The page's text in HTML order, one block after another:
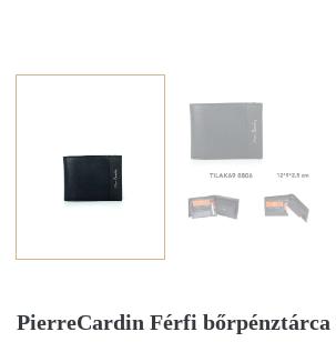
PierreCardin Férfi